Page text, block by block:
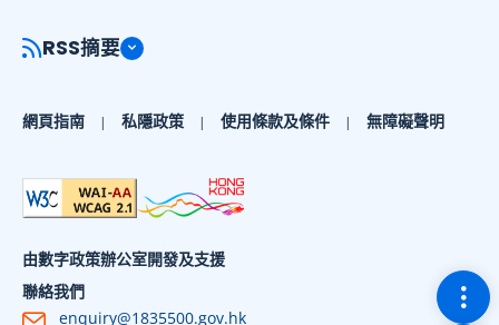
切
RSS摘要
網頁指南 私隱政策 使用條款及條件 無障礙聲明
由數字政策辦公室開發及支援
聯絡我們
enquiry@1835500.gov.hk